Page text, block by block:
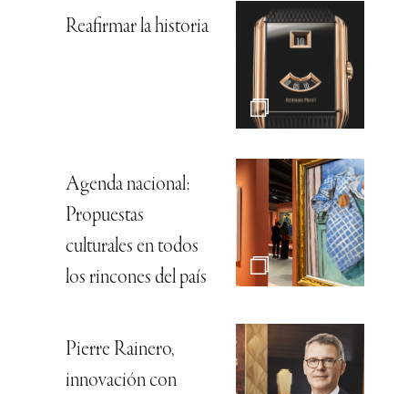
Reafirmar la historia
Agenda nacional:
Propuestas
culturales en todos
los rincones del país
Pierre Rainero,
innovación con